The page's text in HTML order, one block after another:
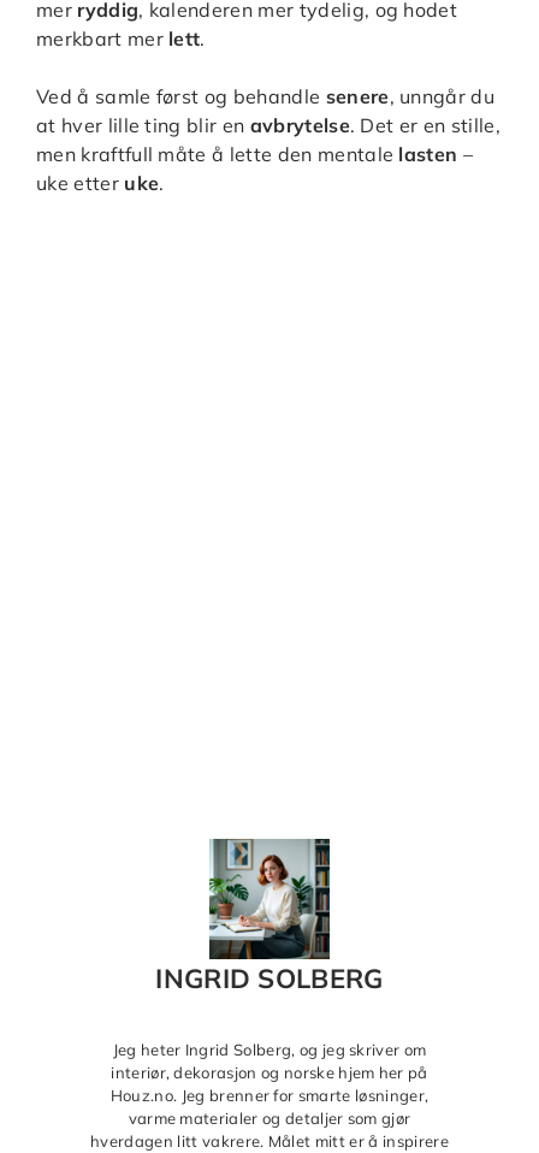
mer ryddig, kalenderen mer tydelig, og hodet
merkbart mer lett.
Ved å samle først og behandle senere, unngår du
at hver lille ting blir en avbrytelse. Det er en stille,
men kraftfull måte å lette den mentale lasten –
uke etter uke.
INGRID SOLBERG
Jeg heter Ingrid Solberg, og jeg skriver om
interiør, dekorasjon og norske hjem her på
Houz.no. Jeg brenner for smarte løsninger,
varme materialer og detaljer som gjør
hverdagen litt vakrere. Målet mitt er å inspirere